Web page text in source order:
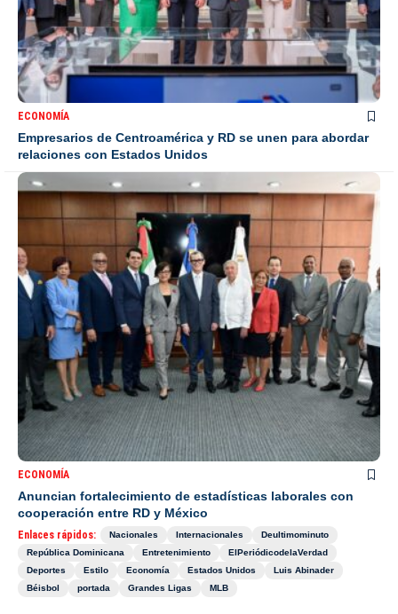
ECONOMÍA
Empresarios de Centroamérica y RD se unen para abordar
relaciones con Estados Unidos
ECONOMÍA
Anuncian fortalecimiento de estadísticas laborales con
cooperación entre RD y México
Enlaces rápidos: Nacionales Internacionales
Deultimominuto
República Dominicana
Entretenimiento
ElPeriódicodelaVerdad
Deportes
Estilo Economía Estados Unidos
Luis Abinader
Béisbol
portada Grandes Ligas MLB